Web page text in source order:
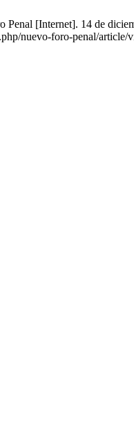
Penal [Internet]. 14 de
nuevo-foro-penal/article/